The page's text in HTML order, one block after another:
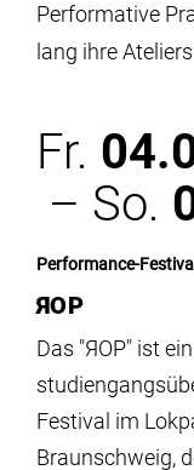
Performative
lang ihre
Fr.
– So.
Performance-Festival
ЯOP
Das "ЯOP" ist
Festival im
Braunschweig,